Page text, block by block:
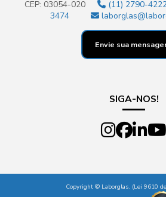
CEP: 03054-020
(11) 2790-
3474
Envie sua
SIGA-NOS!
Copyright © Laborglas. (Lei 9610